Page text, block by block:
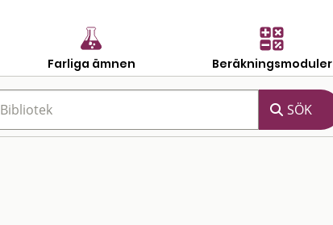
Farliga ämnen Beräkningsmoduler